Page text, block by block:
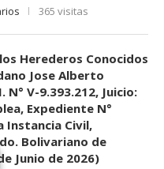
365 visitas
Herederos Conocidos
Jose Alberto
N° V-9.393.212, Juicio:
Expediente N°
Instancia Civil,
Bolivariano de
Junio de 2026)